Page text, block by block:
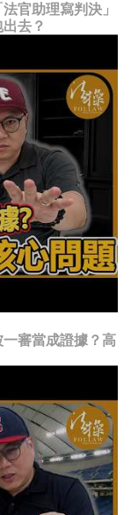
官助理寫判決」
去？
審當成證據？高